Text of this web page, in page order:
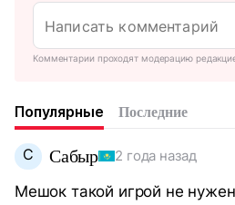
Комментарии проходят модерацию
Популярные Последние
С Сабыр 2 года назад
Мешок такой игрой не